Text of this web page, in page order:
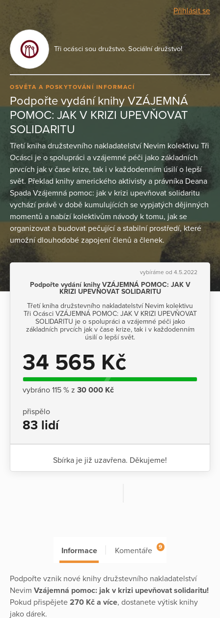
Přihlásit se
Tři ocásci sou družstvo. Sociální družstvo!
OSVĚTA A POSKYTOVÁNÍ INFORMACÍ
Podpořte vydání knihy VZÁJEMNÁ
POMOC: JAK V KRIZI UPEVŇOVAT
SOLIDARITU
Třetí kniha družstevního nakladatelství Nevim kolektivu Tři
Ocásci je o spolupráci a vzájemné péči jako základních
prvcích jak v čase krize, tak i v každodenním úsilí o lepší
svět. Překlad knihy amerického aktivisty a právníka Deana
Spada Vzájemná pomoc: jak v krizi upevňovat solidaritu
vychází právě v době kumulujících se vypjatých dějinných
momentů a nabízí kolektivům návody k tomu, jak se
organizovat a budovat pečující a stabilní prostředí, které
umožní dlouhodobé zapojení členů a členek.
vybíráme od 4.5.2022
Podpořte vydání knihy VZÁJEMNÁ POMOC: JAK V
KRIZI UPEVŇOVAT SOLIDARITU
Třetí kniha družstevního nakladatelství Nevim kolektivu
Tři Ocásci VZÁJEMNÁ POMOC: JAK V KRIZI UPEVŇOVAT
SOLIDARITU je o spolupráci a vzájemné péči jako
základních prvcích jak v čase krize, tak i v každodenním
úsilí o lepší svět.
34 565 Kč
vybráno 115 % z 30 000 Kč
přispělo
83 lidí
Sbírka je již uzavřena. Děkujeme!
Informace Komentáře 9
Podpořte vznik nové knihy družstevního nakladatelství
Nevim Vzájemná pomoc: jak v krizi upevňovat solidaritu!
Pokud přispějete 270 Kč a více, dostanete výtisk knihy
jako dárek.